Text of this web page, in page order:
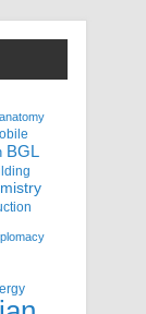
anatomy
BGL